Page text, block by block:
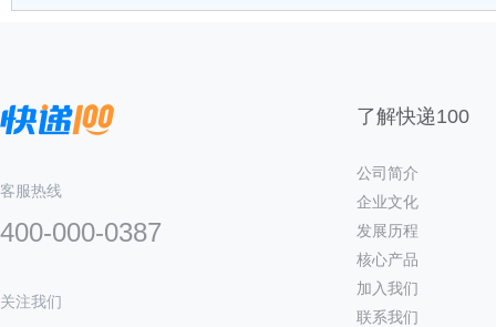
客服热线
400-000-0387
关注我们
了解快递100
公司简介
企业文化
发展历程
核心产品
加入我们
联系我们